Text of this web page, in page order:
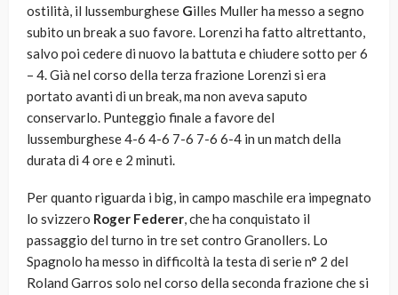
ostilità, il lussemburghese Gilles Muller ha messo a segno
subito un break a suo favore. Lorenzi ha fatto altrettanto,
salvo poi cedere di nuovo la battuta e chiudere sotto per 6
– 4. Già nel corso della terza frazione Lorenzi si era
portato avanti di un break, ma non aveva saputo
conservarlo. Punteggio finale a favore del
lussemburghese 4-6 4-6 7-6 7-6 6-4 in un match della
durata di 4 ore e 2 minuti.
Per quanto riguarda i big, in campo maschile era impegnato
lo svizzero Roger Federer, che ha conquistato il
passaggio del turno in tre set contro Granollers. Lo
Spagnolo ha messo in difficoltà la testa di serie n° 2 del
Roland Garros solo nel corso della seconda frazione che si